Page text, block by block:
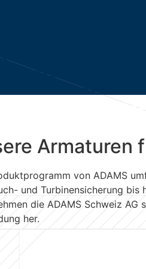
Armaturen
von ADAMS
und Turbinensicherung bis
die ADAMS Schweiz
her.